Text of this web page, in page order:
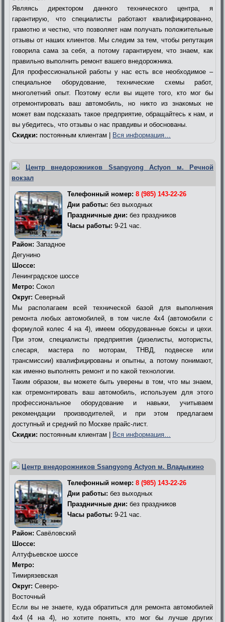
Являясь директором данного технического центра, я
гарантирую, что специалисты работают квалифицированно,
грамотно и честно, что позволяет нам получать положительные
отзывы от наших клиентов. Мы следим за тем, чтобы репутация
говорила сама за себя, а потому гарантируем, что знаем, как
правильно выполнить ремонт вашего внедорожника.
Для профессиональной работы у нас есть все необходимое –
специальное оборудование, технические схемы работ,
многолетний опыт. Поэтому если вы ищете того, кто мог бы
отремонтировать ваш автомобиль, но никто из знакомых не
может вам подсказать такое предприятие, обращайтесь к нам, и
вы убедитесь, что отзывы о нас правдивы и обоснованы.
Скидки: постоянным клиентам | Вся информация…
Центр внедорожников Ssangyong Actyon м. Речной
вокзал
Телефонный номер: 8 (985) 143-22-26
Дни работы: без выходных
Праздничные дни: без праздников
Часы работы: 9-21 час.
Район: Западное
Дегунино
Шоссе:
Ленинградское шоссе
Метро: Сокол
Округ: Северный
Мы располагаем всей технической базой для выполнения
ремонта любых автомобилей, в том числе 4х4 (автомобили с
формулой колес 4 на 4), имеем оборудованные боксы и цехи.
При этом, специалисты предприятия (дизелисты, мотористы,
слесаря, мастера по моторам, ТНВД, подвеске или
трансмиссии) квалифицированы и опытны, а потому понимают,
как именно выполнять ремонт и по какой технологии.
Таким образом, вы можете быть уверены в том, что мы знаем,
как отремонтировать ваш автомобиль, используем для этого
профессиональное оборудование и навыки, учитываем
рекомендации производителей, и при этом предлагаем
доступный и средний по Москве прайс-лист.
Скидки: постоянным клиентам | Вся информация…
Центр внедорожников Ssangyong Actyon м. Владыкино
Телефонный номер: 8 (985) 143-22-26
Дни работы: без выходных
Праздничные дни: без праздников
Часы работы: 9-21 час.
Район: Савёловский
Шоссе:
Алтуфьевское шоссе
Метро:
Тимирязевская
Округ: Северо-
Восточный
Если вы не знаете, куда обратиться для ремонта автомобилей
4х4 (4 на 4), но хотите понять, кто мог бы лучше других